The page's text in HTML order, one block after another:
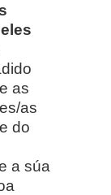
as
as
do
a súa